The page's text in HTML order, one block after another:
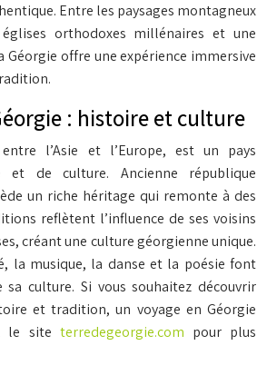
Entre les paysages montagneux
orthodoxes millénaires et une
Géorgie offre une expérience immersive
: histoire et culture
l’Asie et l’Europe, est un pays
et de culture. Ancienne république
un riche héritage qui remonte à des
reflètent l’influence de ses voisins
créant une culture géorgienne unique.
la musique, la danse et la poésie font
culture. Si vous souhaitez découvrir
et tradition, un voyage en Géorgie
le site terredegeorgie.com pour plus